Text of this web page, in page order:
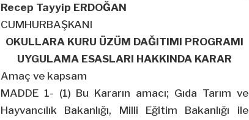
Recep Tayyip ERDOĞAN
CUMHURBAŞKANI
OKULLARA KURU ÜZÜM DAĞITIMI PROGRAMI
UYGULAMA ESASLARI HAKKINDA KARAR
Amaç ve kapsam
MADDE 1- (1) Bu Kararın amacı; Gıda Tarım ve
Hayvancılık Bakanlığı, Milli Eğitim Bakanlığı ile